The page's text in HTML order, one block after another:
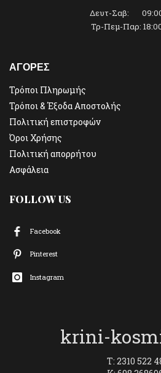
Δευτ-Σαβ:
Τρ-Πεμ-Παρ:
ΑΓΟΡΕΣ
Τρόποι Πληρωμής
Τρόποι & Έξοδα Αποστολής
Πολιτική επιστροφών
Όροι Χρήσης
Πολιτική απορρήτου
Ασφάλεια
FOLLOW US
Facebook
Pinterest
Instagram
krini-
T: 2310 522